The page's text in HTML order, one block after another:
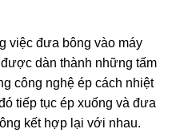
việc đưa bông vào máy
dàn thành những tấm
công nghệ ép cách nhiệt
tiếp tục ép xuống và đưa
kết hợp lại với nhau.